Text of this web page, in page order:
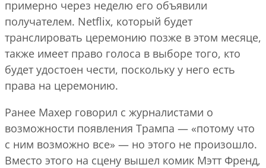
примерно через неделю его объявили
получателем. Netflix, который будет
транслировать церемонию позже в этом месяце,
также имеет право голоса в выборе того, кто
будет удостоен чести, поскольку у него есть
права на церемонию.
Ранее Махер говорил с журналистами о
возможности появления Трампа — «потому что
с ним возможно все» — но этого не произошло.
Вместо этого на сцену вышел комик Мэтт Френд,